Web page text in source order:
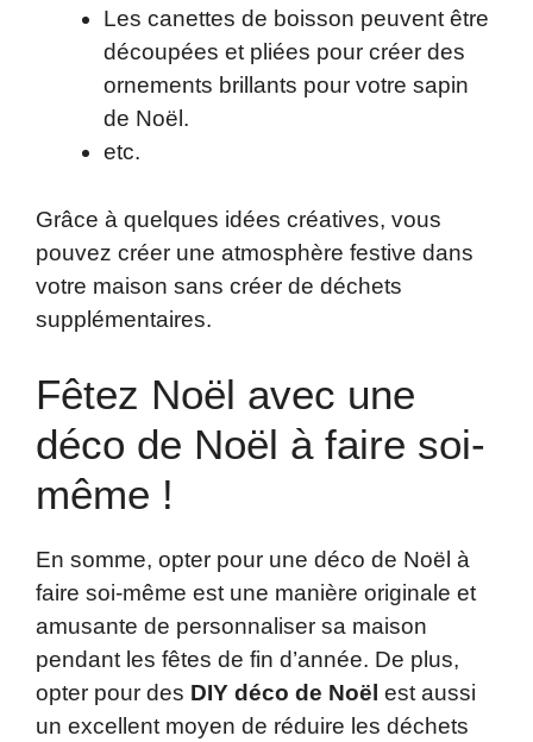
Les canettes de boisson peuvent être
découpées et pliées pour créer des
ornements brillants pour votre sapin
de Noël.
etc.
Grâce à quelques idées créatives, vous
pouvez créer une atmosphère festive dans
votre maison sans créer de déchets
supplémentaires.
Fêtez Noël avec une
déco de Noël à faire soi-
même !
En somme, opter pour une déco de Noël à
faire soi-même est une manière originale et
amusante de personnaliser sa maison
pendant les fêtes de fin d’année. De plus,
opter pour des DIY déco de Noël est aussi
un excellent moyen de réduire les déchets